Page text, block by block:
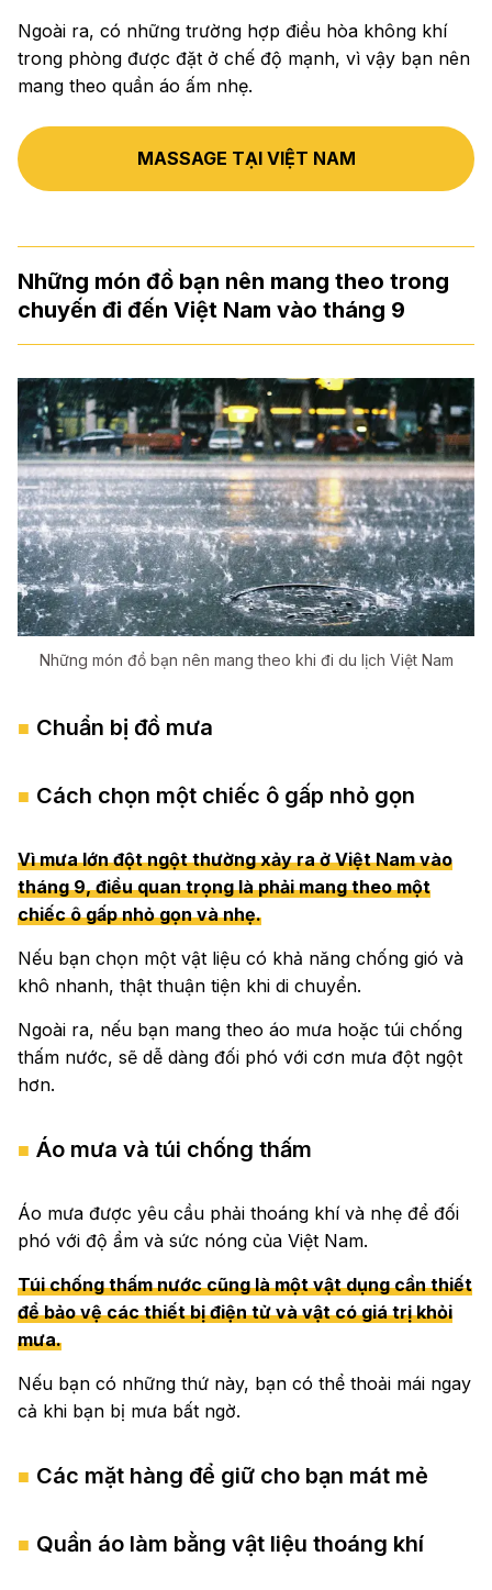
Ngoài ra, có những trường hợp điều hòa không khí
trong phòng được đặt ở chế độ mạnh, vì vậy bạn nên
mang theo quần áo ấm nhẹ.
MASSAGE TẠI VIỆT NAM
Những món đồ bạn nên mang theo trong
chuyến đi đến Việt Nam vào tháng 9
Những món đồ bạn nên mang theo khi đi du lịch Việt Nam
Chuẩn bị đồ mưa
Cách chọn một chiếc ô gấp nhỏ gọn
Vì mưa lớn đột ngột thường xảy ra ở Việt Nam vào
tháng 9, điều quan trọng là phải mang theo một
chiếc ô gấp nhỏ gọn và nhẹ.
Nếu bạn chọn một vật liệu có khả năng chống gió và
khô nhanh, thật thuận tiện khi di chuyển.
Ngoài ra, nếu bạn mang theo áo mưa hoặc túi chống
thấm nước, sẽ dễ dàng đối phó với cơn mưa đột ngột
hơn.
Áo mưa và túi chống thấm
Áo mưa được yêu cầu phải thoáng khí và nhẹ để đối
phó với độ ẩm và sức nóng của Việt Nam.
Túi chống thấm nước cũng là một vật dụng cần thiết
để bảo vệ các thiết bị điện tử và vật có giá trị khỏi
mưa.
Nếu bạn có những thứ này, bạn có thể thoải mái ngay
cả khi bạn bị mưa bất ngờ.
Các mặt hàng để giữ cho bạn mát mẻ
Quần áo làm bằng vật liệu thoáng khí